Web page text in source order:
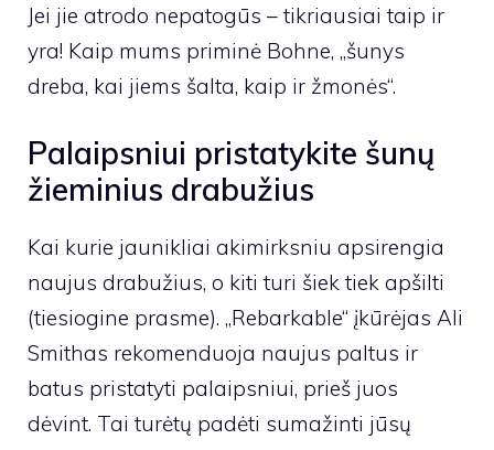
Jei jie atrodo nepatogūs – tikriausiai taip ir
yra! Kaip mums priminė Bohne, „šunys
dreba, kai jiems šalta, kaip ir žmonės“.
Palaipsniui pristatykite šunų
žieminius drabužius
Kai kurie jaunikliai akimirksniu apsirengia
naujus drabužius, o kiti turi šiek tiek apšilti
(tiesiogine prasme). „Rebarkable“ įkūrėjas Ali
Smithas rekomenduoja naujus paltus ir
batus pristatyti palaipsniui, prieš juos
dėvint. Tai turėtų padėti sumažinti jūsų